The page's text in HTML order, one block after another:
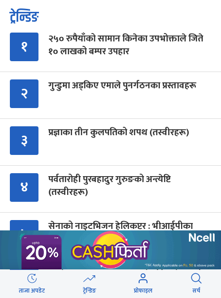
ट्रेन्डिङ
१
२५० रुपैयाँको सामान किनेका उपभोक्ताले जिते
१० लाखको बम्पर उपहार
२ गुन्डुमा अड्किए एमाले पुनर्गठनका प्रस्तावहरू
३ प्रज्ञाका तीन कुलपतिको शपथ (तस्वीरहरू)
४
पर्वतारोही पुरबहादुर गुरुङको अन्त्येष्टि
(तस्वीरहरू)
५
सेनाको नाइटभिजन हेलिकप्टर : भीआईपीका
लागि उड्छ, जनताको ज्यान बचाउन उड्दैन
६
कांग्रेस संस्थापन इतर समूहको राष्ट्रिय भेलालाई
देउवाले सम्बोधन गर्ने
ताजा अपडेट ट्रेन्डिङ प्रोफाइल सर्च